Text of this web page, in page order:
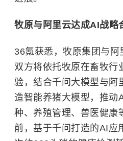
牧原与阿里云达成AI战略
36氪获悉，牧原集团与阿
双方将依托牧原在畜牧行
验，结合千问大模型与阿
造智能养猪大模型，推动
种、养殖管理、兽医健康
前，基于千问打造的AI应